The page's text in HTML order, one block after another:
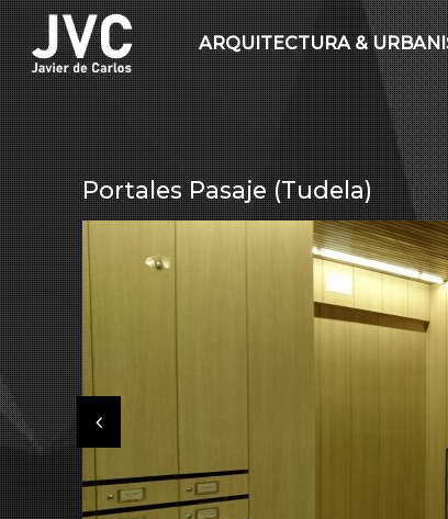
ARQUITECTURA &
Portales Pasaje (Tudela)